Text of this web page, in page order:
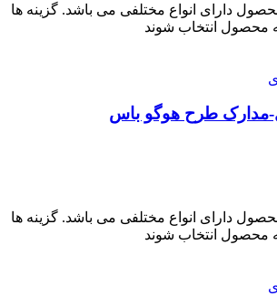
دارای انواع مختلفی می باشد. گزینه ها
انتخاب شوند
دارای انواع مختلفی می باشد. گزینه ها
انتخاب شوند